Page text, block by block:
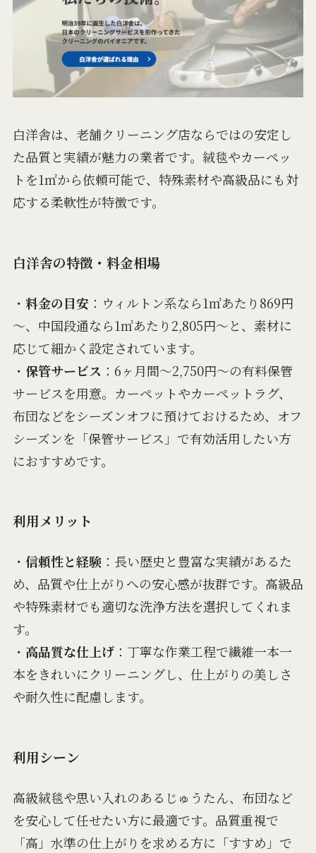
白洋舎は、老舗クリーニング店ならではの安定し
た品質と実績が魅力の業者です。絨毯やカーペッ
トを1㎡から依頼可能で、特殊素材や高級品にも対
応する柔軟性が特徴です。
白洋舎の特徴・料金相場
・ 料金の目安：ウィルトン系なら1㎡あたり869円
～、中国段通なら1㎡あたり2,805円～と、素材に
応じて細かく設定されています。
・ 保管サービス ：6ヶ月間～2,750円～の有料保管
サービスを用意。カーペットやカーペットラグ、
布団などをシーズンオフに預けておけるため、オフ
シーズンを「保管サービス」で有効活用したい方
におすすめです。
利用メリット
・ 信頼性と経験：長い歴史と豊富な実績があるた
め、品質や仕上がりへの安心感が抜群です。高級品
や特殊素材でも適切な洗浄方法を選択してくれま
す。
・ 高品質な仕上げ：丁寧な作業工程で繊維一本一
本をきれいにクリーニングし、仕上がりの美しさ
や耐久性に配慮します。
利用シーン
高級絨毯や思い入れのあるじゅうたん、布団など
を安心して任せたい方に最適です。品質重視で
「高」水準の仕上がりを求める方に「すすめ」で